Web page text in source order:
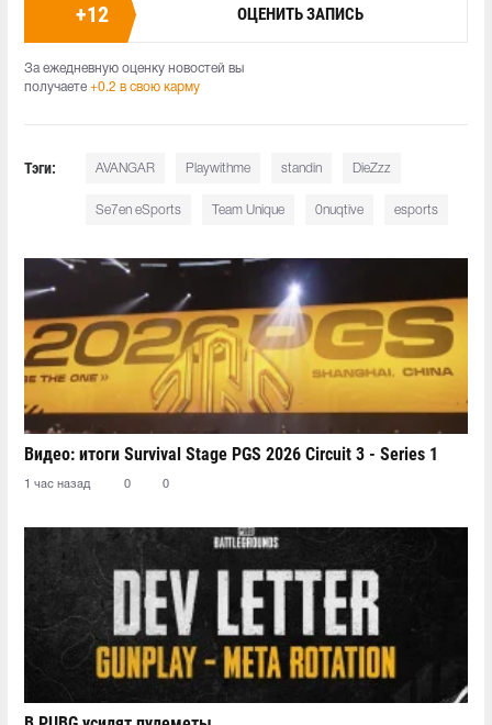
+12 ОЦЕНИТЬ ЗАПИСЬ
За ежедневную оценку новостей вы
получаете +0.2 в свою карму
Тэги: AVANGAR Playwithme standin DieZzz
Se7en eSports Team Unique 0nuqtive esports
Видео: итоги Survival Stage PGS 2026 Circuit 3 - Series 1
1 час назад 0 0